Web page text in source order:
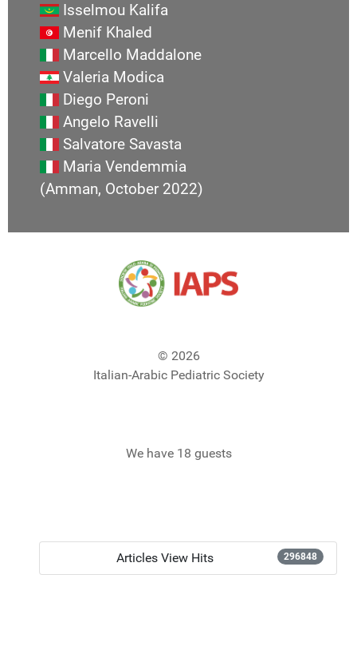
Isselmou Kalifa
Menif Khaled
Marcello Maddalone
Valeria Modica
Diego Peroni
Angelo Ravelli
Salvatore Savasta
Maria Vendemmia
(Amman, October 2022)
© 2026
Italian-Arabic Pediatric Society
We have 18 guests
Articles View Hits 296848